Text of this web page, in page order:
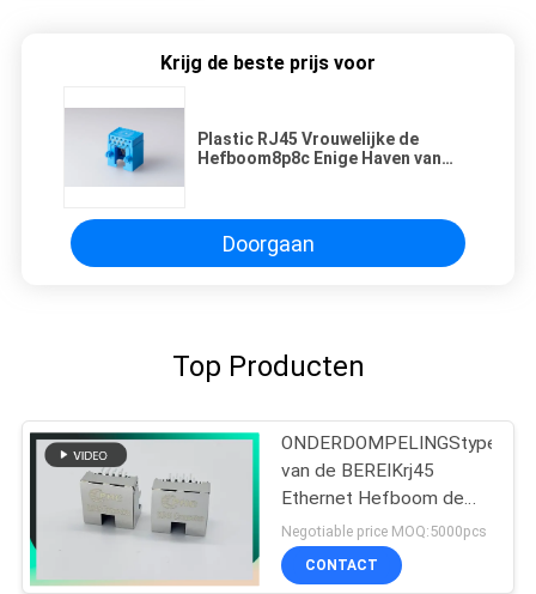
Krijg de beste prijs voor
Plastic RJ45 Vrouwelijke de
Hefboom8p8c Enige Haven van
Doorgaan
Top Producten
ONDERDOMPELINGStype
van de BEREIKrj45
Ethernet Hefboom de
Schakelaar met LEIDENE
8P8C compenseerde
Type met Klemmen
Negotiable price MOQ:5000pcs
CONTACT